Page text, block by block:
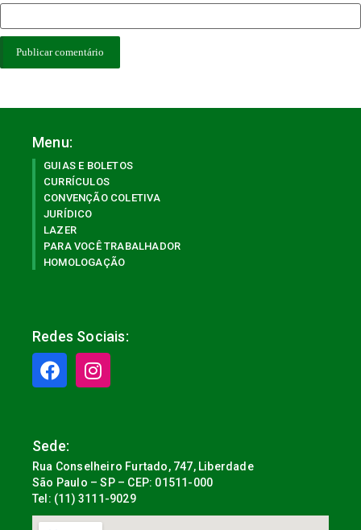
Menu:
GUIAS E BOLETOS
CURRÍCULOS
CONVENÇÃO COLETIVA
JURÍDICO
LAZER
PARA VOCÊ TRABALHADOR
HOMOLOGAÇÃO
Redes Sociais:
Sede:
Rua Conselheiro Furtado, 747, Liberdade
São Paulo – SP – CEP: 01511-000
Tel: (11) 3111-9029